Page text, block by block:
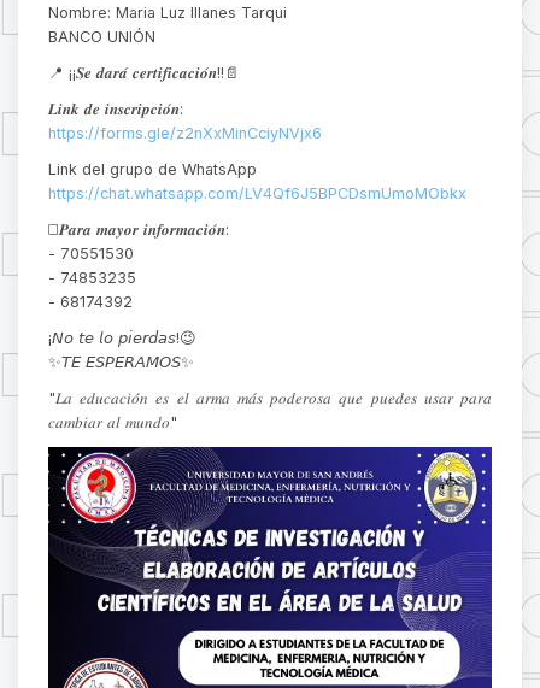
Nombre: Maria Luz Illanes Tarqui
BANCO UNIÓN
📍 ¡¡𝑺𝒆 𝒅𝒂𝒓𝒂́ 𝒄𝒆𝒓𝒕𝒊𝒇𝒊𝒄𝒂𝒄𝒊𝒐́𝒏!!📄
𝑳𝒊𝒏𝒌 𝒅𝒆 𝒊𝒏𝒔𝒄𝒓𝒊𝒑𝒄𝒊𝒐́𝒏:
https://forms.gle/z2nXxMinCciyNVjx6
Link del grupo de WhatsApp
https://chat.whatsapp.com/LV4Qf6J5BPCDsmUmoMObkx
◻️𝑷𝒂𝒓𝒂 𝒎𝒂𝒚𝒐𝒓 𝒊𝒏𝒇𝒐𝒓𝒎𝒂𝒄𝒊𝒐́𝒏:
- 70551530
- 74853235
- 68174392
¡𝘕𝘰 𝘵𝘦 𝘭𝘰 𝘱𝘪𝘦𝘳𝘥𝘢𝘴!😉
✨𝘛𝘌 𝘌𝘚𝘗𝘌𝘙𝘈𝘔𝘖𝘚✨
"𝐿𝑎 𝑒𝑑𝑢𝑐𝑎𝑐𝑖𝑜́𝑛 𝑒𝑠 𝑒𝑙 𝑎𝑟𝑚𝑎 𝑚𝑎́𝑠 𝑝𝑜𝑑𝑒𝑟𝑜𝑠𝑎 𝑞𝑢𝑒 𝑝𝑢𝑒𝑑𝑒𝑠 𝑢𝑠𝑎𝑟 𝑝𝑎𝑟𝑎
𝑐𝑎𝑚𝑏𝑖𝑎𝑟 𝑎𝑙 𝑚𝑢𝑛𝑑𝑜"